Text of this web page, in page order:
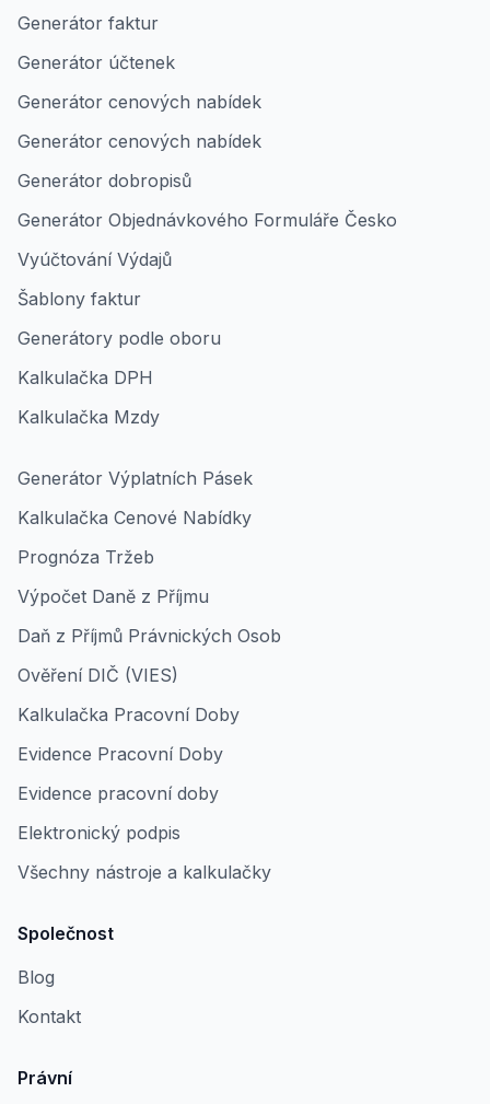
Generátor faktur
Generátor účtenek
Generátor cenových nabídek
Generátor cenových nabídek
Generátor dobropisů
Generátor Objednávkového Formuláře Česko
Vyúčtování Výdajů
Šablony faktur
Generátory podle oboru
Kalkulačka DPH
Kalkulačka Mzdy
Generátor Výplatních Pásek
Kalkulačka Cenové Nabídky
Prognóza Tržeb
Výpočet Daně z Příjmu
Daň z Příjmů Právnických Osob
Ověření DIČ (VIES)
Kalkulačka Pracovní Doby
Evidence Pracovní Doby
Evidence pracovní doby
Elektronický podpis
Všechny nástroje a kalkulačky
Společnost
Blog
Kontakt
Právní